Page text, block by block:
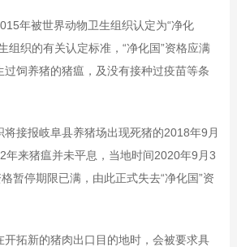
年被世界动物卫生组织认定为“净化
组织的有关认定标准，“净化国”资格应满
过饲养猪的猪瘟，及没有接种过疫苗等条
接报岐阜县养猪场出现死猪的2018年9月
年来猪瘟并未平息，当地时间2020年9月3
暂停期限已满，由此正式失去“净化国”资
拓新的猪肉出口目的地时，会被要求具